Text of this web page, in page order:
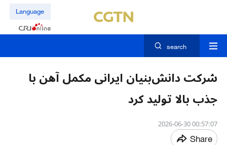
Language
search
شرکت دانش‌بنیان ایرانی مکمل آهن با
جذب بالا تولید کرد
00:57:07 2026-06-30
Share